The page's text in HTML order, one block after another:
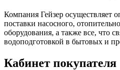
Компания Гейзер осуществляет
поставки насосного,
оборудования, а также все, что
водоподготовкой в бытовых и
Кабинет покупателя